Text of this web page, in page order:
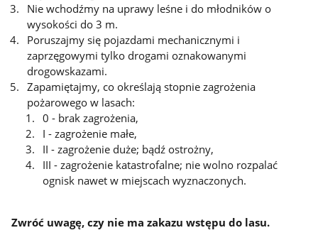
Nie wchodźmy na uprawy leśne i do młodników o
wysokości do 3 m.
Poruszajmy się pojazdami mechanicznymi i
zaprzęgowymi tylko drogami oznakowanymi
drogowskazami.
Zapamiętajmy, co określają stopnie zagrożenia
pożarowego w lasach:
0 - brak zagrożenia,
I - zagrożenie małe,
II - zagrożenie duże; bądź ostrożny,
III - zagrożenie katastrofalne; nie wolno rozpalać
ognisk nawet w miejscach wyznaczonych.
Zwróć uwagę, czy nie ma zakazu wstępu do lasu.